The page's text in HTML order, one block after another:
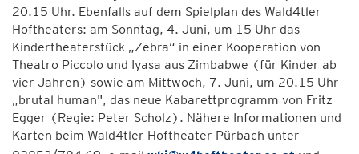
20.15 Uhr. Ebenfalls auf dem Spielplan des Wald4tler
Hoftheaters: am Sonntag, 4. Juni, um 15 Uhr das
Kindertheaterstück „Zebra“ in einer Kooperation von
Theatro Piccolo und Iyasa aus Zimbabwe (für Kinder ab
vier Jahren) sowie am Mittwoch, 7. Juni, um 20.15 Uhr
„brutal human", das neue Kabarettprogramm von Fritz
Egger (Regie: Peter Scholz). Nähere Informationen und
Karten beim Wald4tler Hoftheater Pürbach unter